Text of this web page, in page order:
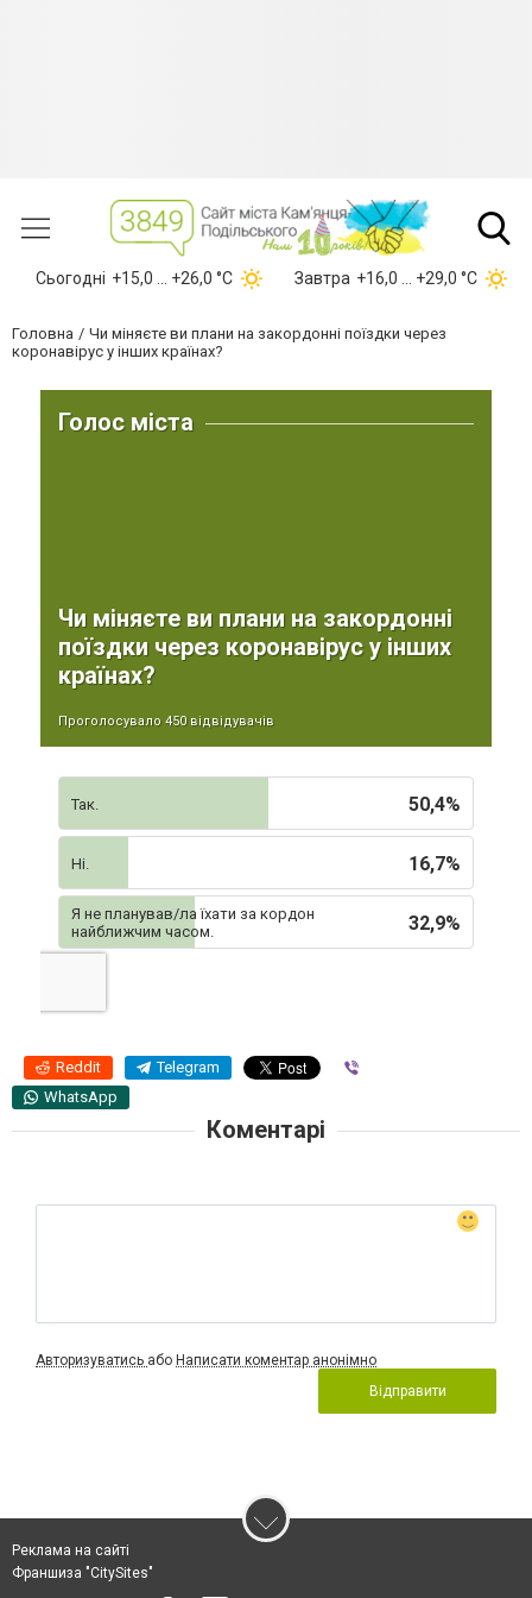
Сьогодні +15,0 ... +26,0 °С Завтра +16,0 ... +29,0 °С
Головна
Чи міняєте ви плани на закордонні поїздки через
коронавірус у інших країнах?
Голос міста
Чи міняєте ви плани на закордонні
поїздки через коронавірус у інших
країнах?
Проголосувало 450 відвідувачів
50,4%
Так.
16,7%
Ні.
32,9%
Я не планував/ла їхати за кордон
найближчим часом.
Reddit Telegram
WhatsApp
Коментарі
Авторизуватись або Написати коментар анонімно
Відправити
Реклама на сайті
Франшиза "CitySites"